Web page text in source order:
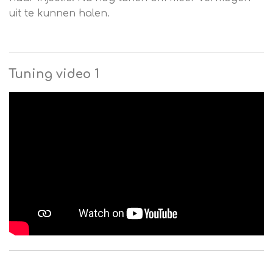
uit te kunnen halen.
Tuning video 1